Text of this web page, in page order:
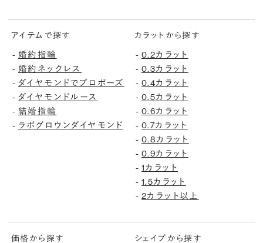
アイテムで探す
- 婚約指輪
- 婚約ネックレス
- ダイヤモンドでプロポーズ
- ダイヤモンドルース
- 結婚指輪
- ラボグロウンダイヤモンド
カラットから探す
- 0.2カラット
- 0.3カラット
- 0.4カラット
- 0.5カラット
- 0.6カラット
- 0.7カラット
- 0.8カラット
- 0.9カラット
- 1カラット
- 1.5カラット
- 2カラット以上
価格から探す
シェイプから探す